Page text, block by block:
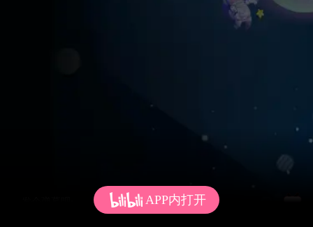
APP内打开